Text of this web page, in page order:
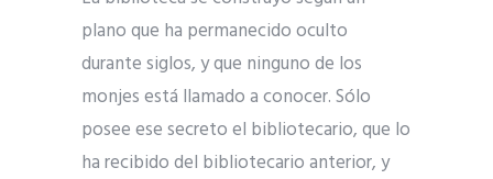
plano que ha permanecido oculto
durante siglos, y que ninguno de los
monjes está llamado a conocer. Sólo
posee ese secreto el bibliotecario, que lo
ha recibido del bibliotecario anterior, y